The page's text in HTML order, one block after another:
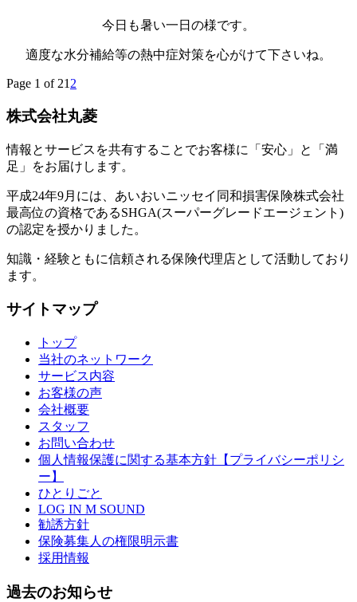
今日も暑い一日の様です。
適度な水分補給等の熱中症対策を心がけて下さいね。
Page 1 of 21 2
株式会社丸菱
情報とサービスを共有することでお客様に「安心」と「満
足」をお届けします。
平成24年9月には、あいおいニッセイ同和損害保険株式会社
最高位の資格であるSHGA(スーパーグレードエージェント)
の認定を授かりました。
知識・経験ともに信頼される保険代理店として活動しており
ます。
サイトマップ
トップ
当社のネットワーク
サービス内容
お客様の声
会社概要
スタッフ
お問い合わせ
個人情報保護に関する基本方針【プライバシーポリシ
ー】
ひとりごと
LOG IN M SOUND
勧誘方針
保険募集人の権限明示書
採用情報
過去のお知らせ